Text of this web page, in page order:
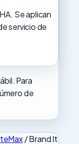
Se aplican
servicio de
Para
de
/ Brand It